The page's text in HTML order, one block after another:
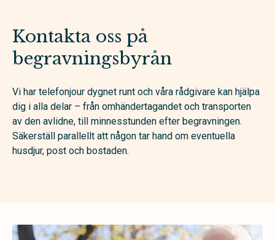
Kontakta oss på
begravningsbyrån
Vi har telefonjour dygnet runt och våra rådgivare kan hjälpa
dig i alla delar – från omhändertagandet och transporten
av den avlidne, till minnesstunden efter begravningen.
Säkerställ parallellt att någon tar hand om eventuella
husdjur, post och bostaden.